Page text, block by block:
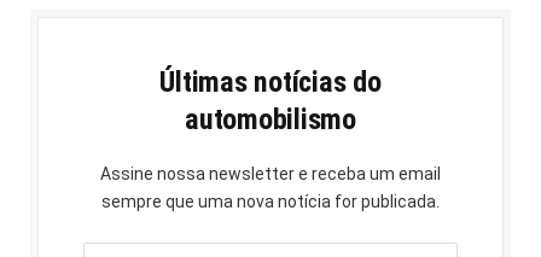
Últimas notícias do
automobilismo
Assine nossa newsletter e receba um email
sempre que uma nova notícia for publicada.